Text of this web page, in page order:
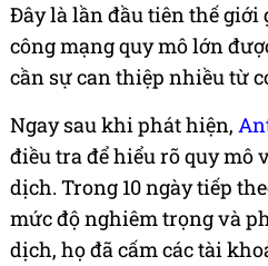
Đây là lần đầu tiên thế
công mạng quy mô lớn
cần sự can thiệp nhiều từ
Ngay sau khi phát hiện,
điều tra để hiểu rõ quy mô
dịch. Trong 10 ngày tiếp
mức độ nghiêm trọng và
dịch, họ đã cấm các tài